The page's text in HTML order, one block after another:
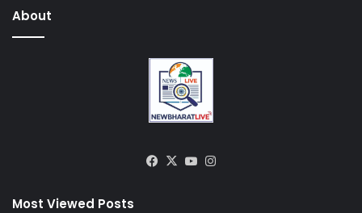
About
Facebook
X YouTube
Most Viewed Posts